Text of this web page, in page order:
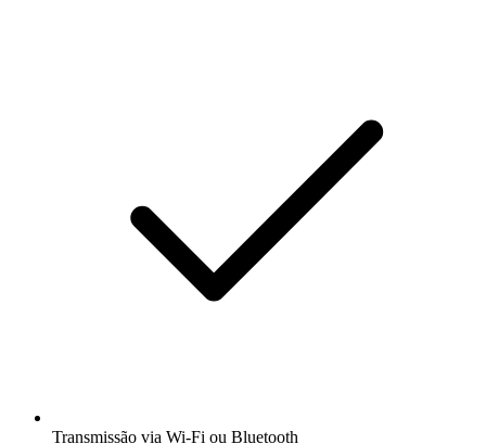
Transmissão via Wi-Fi ou Bluetooth